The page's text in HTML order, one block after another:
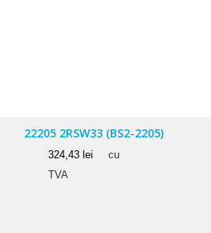
22205 2RSW33 (BS2-2205)
324,43 lei
cu
TVA